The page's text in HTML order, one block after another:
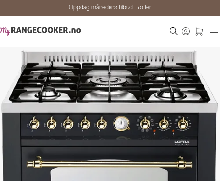
Oppdag månedens tilbud →offer
Prisgaranti
Personlig rådgivning
Oppdag månedens tilbud →offer